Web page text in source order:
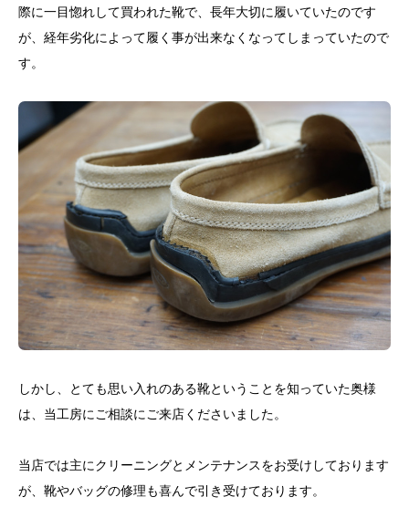
際に一目惚れして買われた靴で、長年大切に履いていたのです
が、経年劣化によって履く事が出来なくなってしまっていたので
す。
しかし、とても思い入れのある靴ということを知っていた奥様
は、当工房にご相談にご来店くださいました。
当店では主にクリーニングとメンテナンスをお受けしております
が、靴やバッグの修理も喜んで引き受けております。